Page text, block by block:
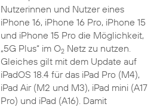
Nutzerinnen und Nutzer eines
iPhone 16, iPhone 16 Pro, iPhone 15
und iPhone 15 Pro die Möglichkeit,
„5G Plus“ im O2Netz zu nutzen.
Gleiches gilt mit dem Update auf
iPadOS 18.4 für das iPad Pro (M4),
iPad Air (M2 und M3), iPad mini (A17
Pro) und iPad (A16). Damit